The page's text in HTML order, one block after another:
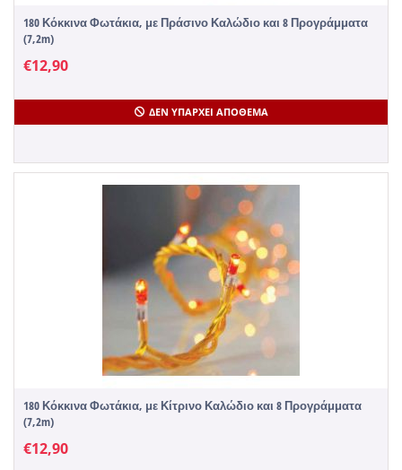
180 Κόκκινα Φωτάκια, με Πράσινο Καλώδιο και 8 Προγράμματα
(7,2m)
€12,90
ΔΕΝ ΥΠΆΡΧΕΙ ΑΠΌΘΕΜΑ
180 Κόκκινα Φωτάκια, με Κίτρινο Καλώδιο και 8 Προγράμματα
(7,2m)
€12,90